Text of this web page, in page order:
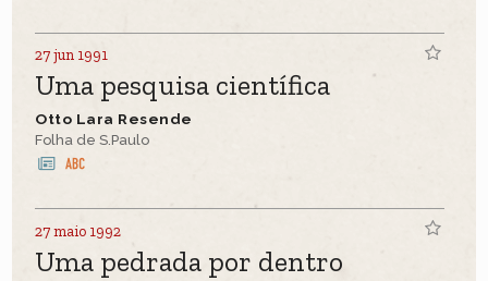
27 jun 1991
Uma pesquisa científica
Otto Lara Resende
Folha de S.Paulo
27 maio 1992
Uma pedrada por dentro